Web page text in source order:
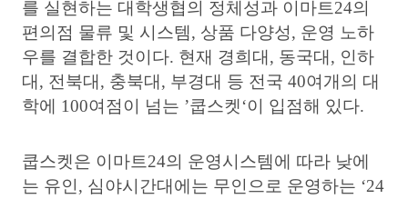
를 실현하는 대학생협의 정체성과 이마트24의
편의점 물류 및 시스템, 상품 다양성, 운영 노하
우를 결합한 것이다. 현재 경희대, 동국대, 인하
대, 전북대, 충북대, 부경대 등 전국 40여개의 대
학에 100여점이 넘는 ’쿱스켓‘이 입점해 있다.
쿱스켓은 이마트24의 운영시스템에 따라 낮에
는 유인, 심야시간대에는 무인으로 운영하는 ‘24